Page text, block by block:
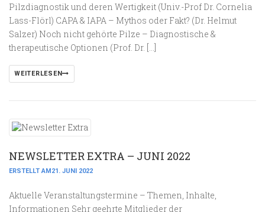
Pilzdiagnostik und deren Wertigkeit (Univ.-Prof Dr. Cornelia
Lass-Flörl) CAPA & IAPA – Mythos oder Fakt? (Dr. Helmut
Salzer) Noch nicht gehörte Pilze – Diagnostische &
therapeutische Optionen (Prof. Dr. […]
WEITERLESEN
NEWSLETTER EXTRA – JUNI 2022
ERSTELLT AM21. JUNI 2022
Aktuelle Veranstaltungstermine – Themen, Inhalte,
Informationen Sehr geehrte Mitglieder der